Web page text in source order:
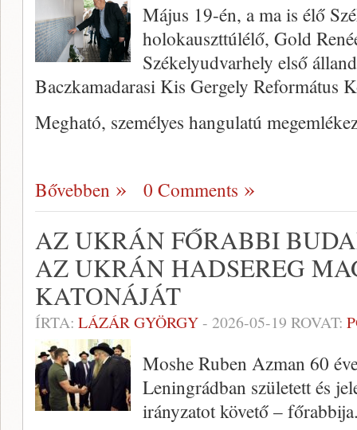
Május 19-én, a ma is élő
holokauszttúlélő, Gold
Székelyudvarhely első
Baczkamadarasi Kis Gergely Református
Megható, személyes hangulatú
Bővebben 0 Comments
AZ UKRÁN FŐRABBI
AZ UKRÁN HADSEREG
KATONÁJÁT
ÍRTA: LÁZÁR GYÖRGY- 2026-05-19 ROVAT:
Moshe Ruben Azman 60
Leningrádban született és
irányzatot követő –